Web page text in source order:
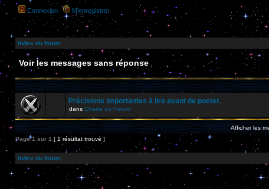
Connexion M’enregistrer
Index du forum
Voir les messages sans réponse
Précisions importantes à lire avant de poster.
dans Charte du Forum
Afficher les
Page1 sur 1 [ 1 résultat trouvé ]
Index du forum